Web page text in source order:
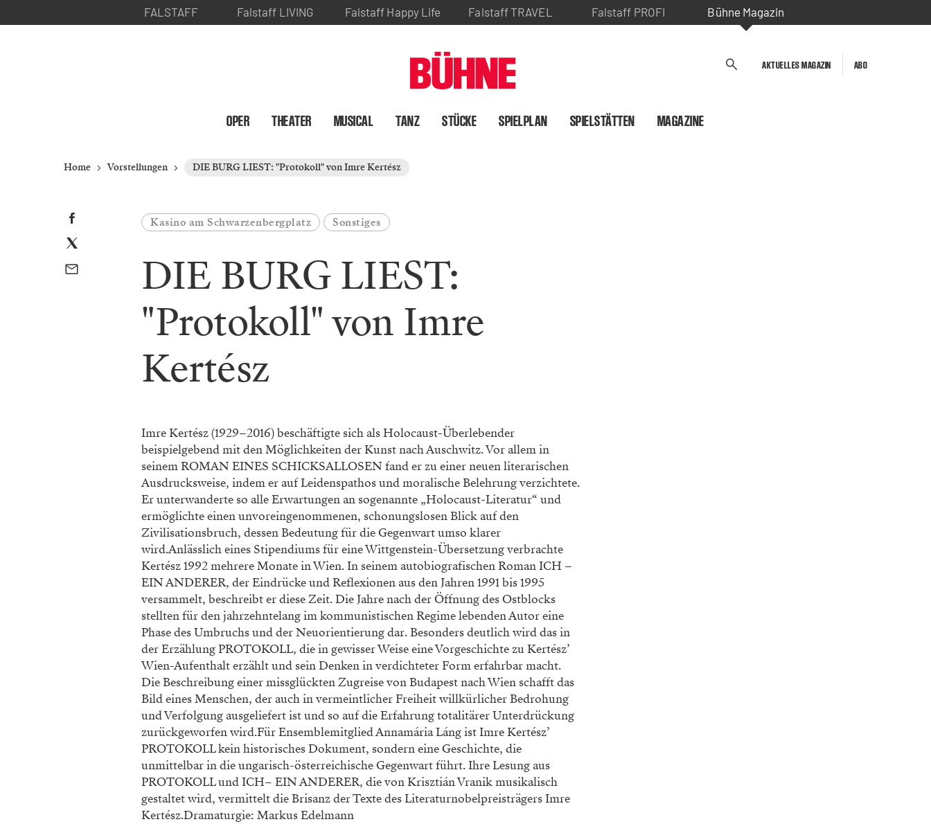
FALSTAFF Falstaff LIVING Falstaff Happy Life Falstaff TRAVEL Falstaff PROFI Bühne Magazin
AKTUELLES MAGAZIN ABO
OPER THEATER MUSICAL TANZ STÜCKE SPIELPLAN SPIELSTÄTTEN MAGAZINE
Home Vorstellungen DIE BURG LIEST: "Protokoll" von Imre Kertész
Kasino am Schwarzenbergplatz Sonstiges
DIE BURG LIEST:
"Protokoll" von Imre
Kertész
Imre Kertész (1929–2016) beschäftigte sich als Holocaust-Überlebender
beispielgebend mit den Möglichkeiten der Kunst nach Auschwitz. Vor allem in
seinem ROMAN EINES SCHICKSALLOSEN fand er zu einer neuen literarischen
Ausdrucksweise, indem er auf Leidenspathos und moralische Belehrung verzichtete.
Er unterwanderte so alle Erwartungen an sogenannte „Holocaust-Literatur“ und
ermöglichte einen unvoreingenommenen, schonungslosen Blick auf den
Zivilisationsbruch, dessen Bedeutung für die Gegenwart umso klarer
wird.Anlässlich eines Stipendiums für eine Wittgenstein-Übersetzung verbrachte
Kertész 1992 mehrere Monate in Wien. In seinem autobiografischen Roman ICH –
EIN ANDERER, der Eindrücke und Reflexionen aus den Jahren 1991 bis 1995
versammelt, beschreibt er diese Zeit. Die Jahre nach der Öffnung des Ostblocks
stellten für den jahrzehntelang im kommunistischen Regime lebenden Autor eine
Phase des Umbruchs und der Neuorientierung dar. Besonders deutlich wird das in
der Erzählung PROTOKOLL, die in gewisser Weise eine Vorgeschichte zu Kertész’
Wien-Aufenthalt erzählt und sein Denken in verdichteter Form erfahrbar macht.
Die Beschreibung einer missglückten Zugreise von Budapest nach Wien schafft das
Bild eines Menschen, der auch in vermeintlicher Freiheit willkürlicher Bedrohung
und Verfolgung ausgeliefert ist und so auf die Erfahrung totalitärer Unterdrückung
zurückgeworfen wird.Für Ensemblemitglied Annamária Láng ist Imre Kertész’
PROTOKOLL kein historisches Dokument, sondern eine Geschichte, die
unmittelbar in die ungarisch-österreichische Gegenwart führt. Ihre Lesung aus
PROTOKOLL und ICH– EIN ANDERER, die von Krisztián Vranik musikalisch
gestaltet wird, vermittelt die Brisanz der Texte des Literaturnobelpreisträgers Imre
Kertész.Dramaturgie: Markus Edelmann